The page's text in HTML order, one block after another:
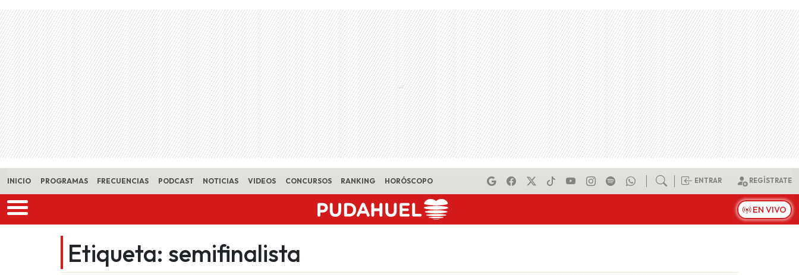
Skip to main content
INICIO PROGRAMAS FRECUENCIAS PODCAST NOTICIAS VIDEOS CONCURSOS RANKING HORÓSCOPO ENTRAR REGÍSTRATE
EN VIVO
Etiqueta: semifinalista